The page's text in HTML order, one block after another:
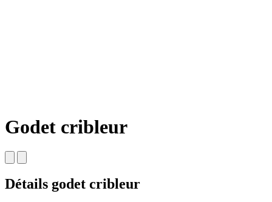
Godet cribleur
Détails godet cribleur